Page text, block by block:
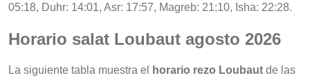
05:18, Duhr: 14:01, Asr: 17:57, Magreb: 21:10, Isha: 22:28.
Horario salat Loubaut agosto 2026
La siguiente tabla muestra el horario rezo Loubaut de las